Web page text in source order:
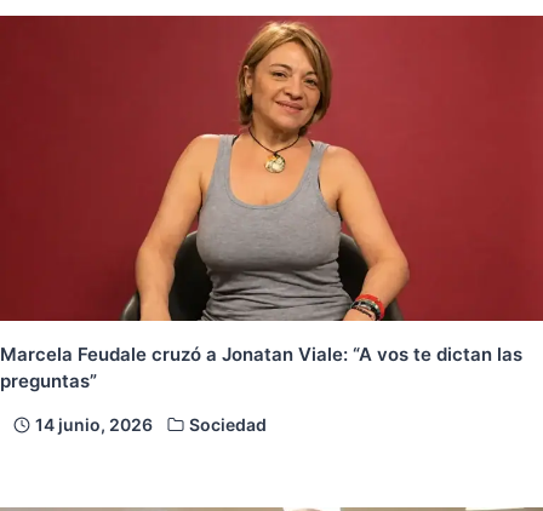
Marcela Feudale cruzó a Jonatan Viale: “A vos te dictan las
preguntas”
14 junio, 2026 Sociedad